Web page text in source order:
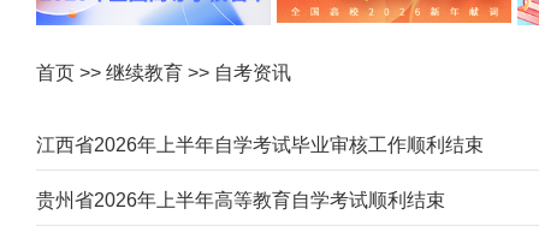
首页>> 继续教育>> 自考资讯
江西省2026年上半年自学考试毕业审核工作顺利结束
贵州省2026年上半年高等教育自学考试顺利结束